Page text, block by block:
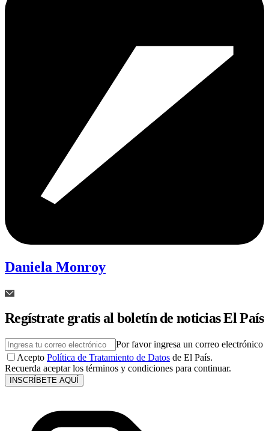
Daniela Monroy
Regístrate gratis al boletín de noticias El País
Por favor ingresa un correo electrónico
Acepto Política de Tratamiento de Datos de El País.
Recuerda aceptar los términos y condiciones para continuar.
INSCRÍBETE AQUÍ